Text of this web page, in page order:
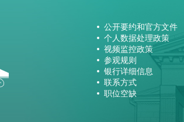
公开要约和官方文件
个人数据处理政策
视频监控政策
参观规则
银行详细信息
联系方式
职位空缺